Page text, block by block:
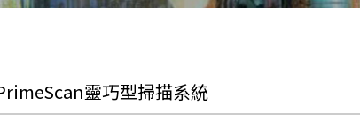
靈巧型掃描系統